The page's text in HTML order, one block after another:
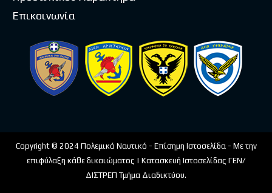
Επικοινωνία
Copyright © 2024 Πολεμικό Ναυτικό - Επίσημη Ιστοσελίδα - Με την
επιφύλαξη κάθε δικαιώματος | Κατασκευή Ιστοσελίδας ΓΕΝ/
ΔΙΣΤΡΕΠ Τμήμα Διαδικτύου.